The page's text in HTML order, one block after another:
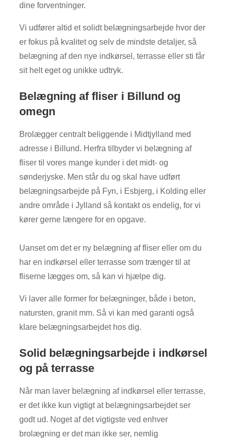
dine forventninger.
Vi udfører altid et solidt belægningsarbejde hvor der
er fokus på kvalitet og selv de mindste detaljer, så
belægning af den nye indkørsel, terrasse eller sti får
sit helt eget og unikke udtryk.
Belægning af fliser i Billund og
omegn
Brolægger centralt beliggende i Midtjylland med
adresse i Billund. Herfra tilbyder vi belægning af
fliser til vores mange kunder i det midt- og
sønderjyske. Men står du og skal have udført
belægningsarbejde på Fyn, i Esbjerg, i Kolding eller
andre område i Jylland så kontakt os endelig, for vi
kører gerne længere for en opgave.
Uanset om det er ny belægning af fliser eller om du
har en indkørsel eller terrasse som trænger til at
fliserne lægges om, så kan vi hjælpe dig.
Vi laver alle former for belægninger, både i beton,
natursten, granit mm. Så vi kan med garanti også
klare belægningsarbejdet hos dig.
​Solid belægningsarbejde i indkørsel
og på terrasse
Når man laver belægning af indkørsel eller terrasse,
er det ikke kun vigtigt at belægningsarbejdet ser
godt ud. Noget af det vigtigste ved enhver
brolægning er det man ikke ser, nemlig